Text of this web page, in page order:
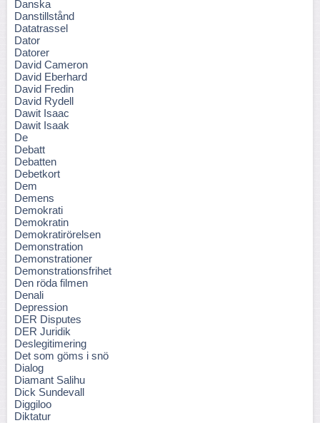
Danska
Danstillstånd
Datatrassel
Dator
Datorer
David Cameron
David Eberhard
David Fredin
David Rydell
Dawit Isaac
Dawit Isaak
De
Debatt
Debatten
Debetkort
Dem
Demens
Demokrati
Demokratin
Demokratirörelsen
Demonstration
Demonstrationer
Demonstrationsfrihet
Den röda filmen
Denali
Depression
DER Disputes
DER Juridik
Deslegitimering
Det som göms i snö
Dialog
Diamant Salihu
Dick Sundevall
Diggiloo
Diktatur